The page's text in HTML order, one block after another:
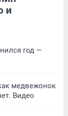
и
год —
медвежонок
Видео